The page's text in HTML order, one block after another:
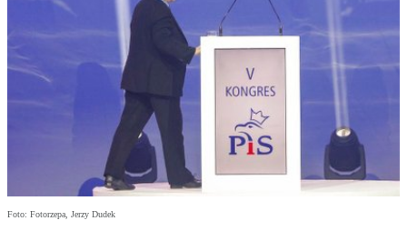
Foto: Fotorzepa, Jerzy Dudek